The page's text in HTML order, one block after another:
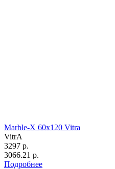
Marble-X 60х120 Vitra
VitrA
3297 р.
3066.21 р.
Подробнее